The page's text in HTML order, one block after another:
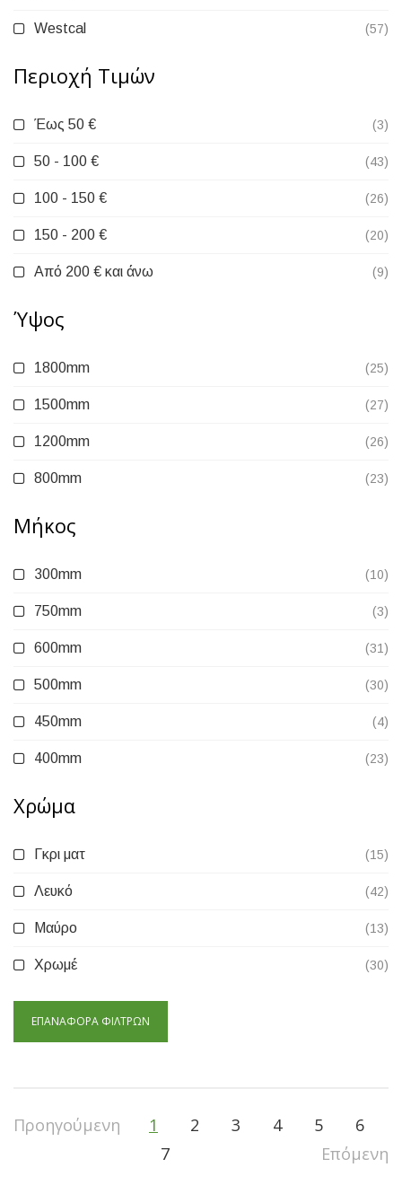
Westcal (57)
Περιοχή Tιμών
Έως 50 € (3)
50 - 100 € (43)
100 - 150 € (26)
150 - 200 € (20)
Από 200 € και άνω (9)
Ύψος
1800mm (25)
1500mm (27)
1200mm (26)
800mm (23)
Μήκος
300mm (10)
750mm (3)
600mm (31)
500mm (30)
450mm (4)
400mm (23)
Χρώμα
Γκρι ματ (15)
Λευκό (42)
Μαύρο (13)
Χρωμέ (30)
ΕΠΑΝΑΦΟΡΆ ΦΊΛΤΡΩΝ
Προηγούμενη 1 2 3 4 5
6
7
Επόμενη